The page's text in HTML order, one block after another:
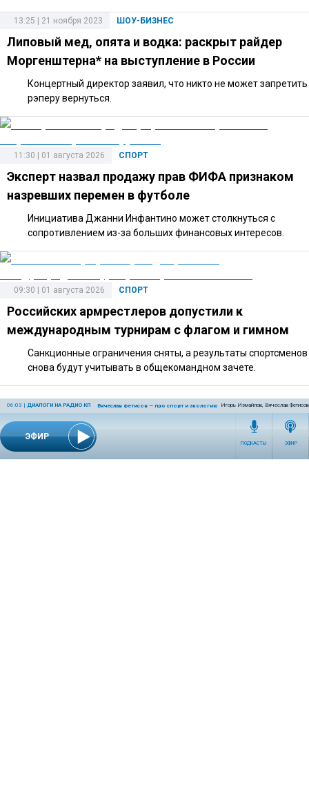
ЭФИР
06:03 | ДИАЛОГИ НА РАДИО КП Вячеслав Фетисов — про спорт и экологию Игорь Измайлов, Вячеслав Фетисов
ПОДКАСТЫ ЭФИР
ШОУ-БИЗНЕС
13:25 | 21 ноября 2023
Липовый мед, опята и водка: раскрыт райдер
Моргенштерна* на выступление в России
Концертный директор заявил, что никто не может запретить
рэперу вернуться.
СПОРТ
11:30 | 01 августа 2026
Эксперт назвал продажу прав ФИФА признаком
назревших перемен в футболе
Инициатива Джанни Инфантино может столкнуться с
сопротивлением из-за больших финансовых интересов.
СПОРТ
09:30 | 01 августа 2026
Российских армрестлеров допустили к
международным турнирам с флагом и гимном
Санкционные ограничения сняты, а результаты спортсменов
снова будут учитывать в общекомандном зачете.